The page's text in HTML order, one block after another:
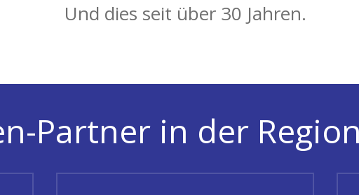
Und dies seit über 30 Jahren.
Partner in der